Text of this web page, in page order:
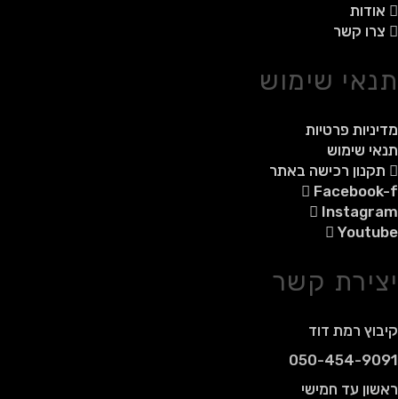
אודות
צרו קשר
תנאי שימוש
מדיניות פרטיות
תנאי שימוש
תקנון רכישה באתר
Facebook-f
Instagram
Youtube
יצירת קשר
קיבוץ רמת דוד
050-454-9091
ראשון עד חמישי